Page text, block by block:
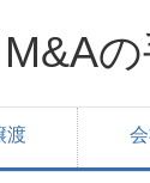
渡